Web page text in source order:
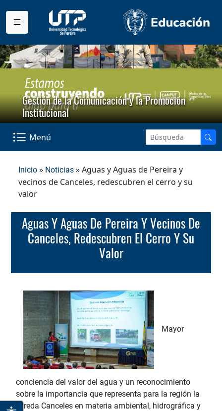
Gestión de la Comunicación y la Promoción
Institucional
Menú
Inicio » Noticias » Aguas y Aguas de Pereira y
vecinos de Canceles, redescubren el cerro y su
valor
Aguas Y Aguas De Pereira Y Vecinos De
Canceles, Redescubren El Cerro Y Su
Valor
Mayor
conciencia del valor del agua y un reconocimiento
sobre la importancia que representa para la región la
vereda Canceles en materia ambiental, hidrográfica y